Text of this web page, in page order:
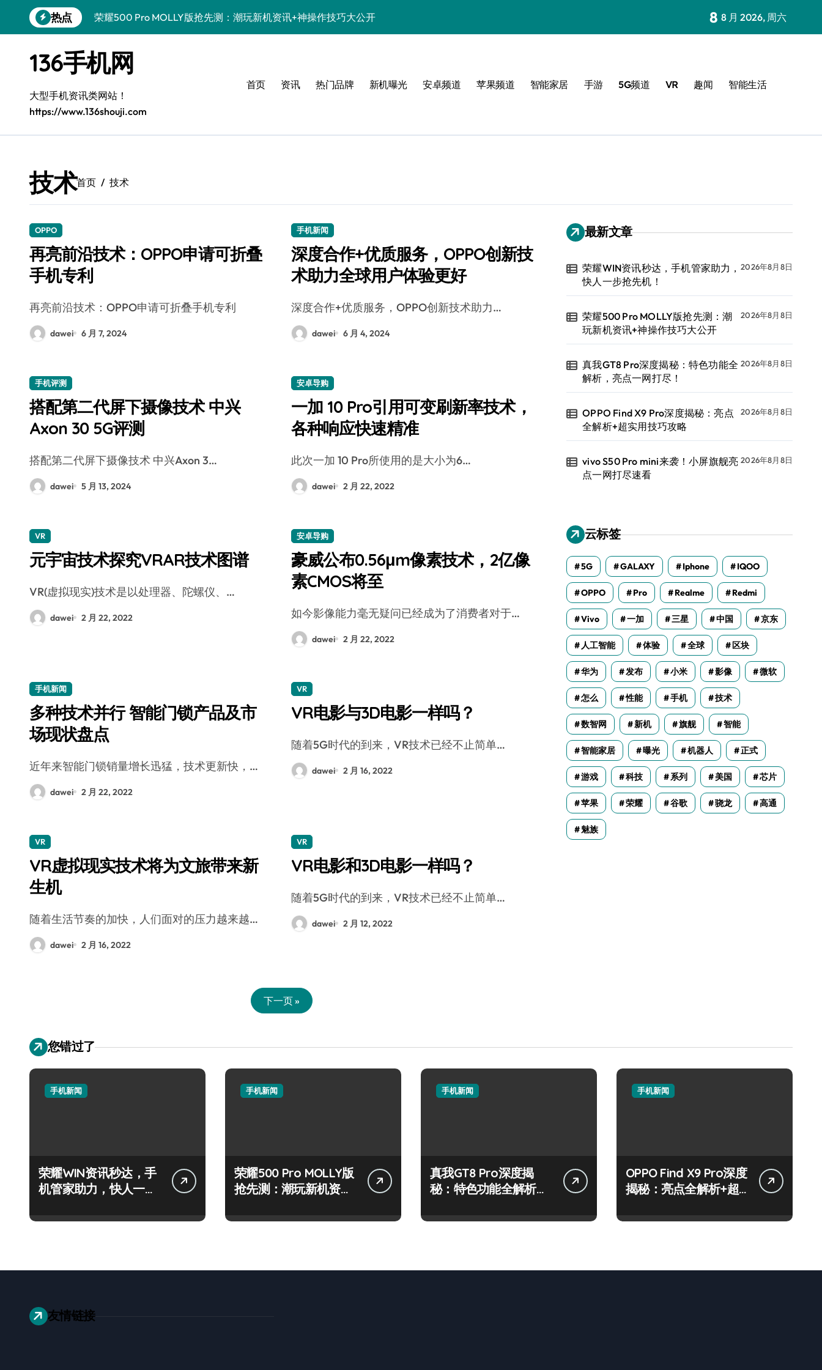
到
热点
荣耀500 Pro MOLLY版抢先测：潮玩新机资讯+神操作技巧大公开
OPPO Find X9 Pro深度揭秘：亮点全解析+超实用技巧攻略
vivo S50 Pro mini来袭！小屏旗舰亮点一网打尽速看
REDMI K90深度揭秘：性能影像续航，亮点配置全曝光！
华为nova 15 Ultra新功能解锁，速览优惠别错过！
三星W26重磅来袭！速览资讯，解锁智能科技新魅力！
荣耀WIN资讯秒达，手机管家助力，快人一步抢先机！
8 8 月 2026, 周六
136手机网
大型手机资讯类网站！
https://www.136shouji.com
首页 资讯 热门品牌 新机曝光 安卓频道 苹果频道 智能家居 手游 5G频道 VR 趣闻 智能生活
技术首页 技术
OPPO
再亮前沿技术：OPPO申请可折叠
手机专利
再亮前沿技术：OPPO申请可折叠手机专利
dawei 6 月 7, 2024
手机新闻
深度合作+优质服务，OPPO创新技
术助力全球用户体验更好
深度合作+优质服务，OPPO创新技术助力…
dawei 6 月 4, 2024
手机评测
搭配第二代屏下摄像技术 中兴
Axon 30 5G评测
搭配第二代屏下摄像技术 中兴Axon 3…
dawei 5 月 13, 2024
安卓导购
一加 10 Pro引用可变刷新率技术，
各种响应快速精准
此次一加 10 Pro所使用的是大小为6…
dawei 2 月 22, 2022
VR
元宇宙技术探究VRAR技术图谱
VR(虚拟现实)技术是以处理器、陀螺仪、…
dawei 2 月 22, 2022
安卓导购
豪威公布0.56μm像素技术，2亿像
素CMOS将至
如今影像能力毫无疑问已经成为了消费者对于…
dawei 2 月 22, 2022
手机新闻
多种技术并行 智能门锁产品及市
场现状盘点
近年来智能门锁销量增长迅猛，技术更新快，…
dawei 2 月 22, 2022
VR
VR电影与3D电影一样吗？
随着5G时代的到来，VR技术已经不止简单…
dawei 2 月 16, 2022
VR
VR虚拟现实技术将为文旅带来新
生机
随着生活节奏的加快，人们面对的压力越来越…
dawei 2 月 16, 2022
VR
VR电影和3D电影一样吗？
随着5G时代的到来，VR技术已经不止简单…
dawei 2 月 12, 2022
下一页 »
最新文章
荣耀WIN资讯秒达，手机管家助力，
快人一步抢先机！
2026年8月8日
荣耀500 Pro MOLLY版抢先测：潮
玩新机资讯+神操作技巧大公开
2026年8月8日
真我GT8 Pro深度揭秘：特色功能全
解析，亮点一网打尽！
2026年8月8日
OPPO Find X9 Pro深度揭秘：亮点
全解析+超实用技巧攻略
2026年8月8日
vivo S50 Pro mini来袭！小屏旗舰亮
点一网打尽速看
2026年8月8日
云标签
5G GALAXY Iphone IQOO
OPPO Pro Realme Redmi
Vivo 一加 三星 中国 京东
人工智能 体验 全球 区块
华为 发布 小米 影像 微软
怎么 性能 手机 技术
数智网 新机 旗舰 智能
智能家居 曝光 机器人 正式
游戏 科技 系列 美国 芯片
苹果 荣耀 谷歌 骁龙 高通
魅族
您错过了
手机新闻
荣耀WIN资讯秒达，手
机管家助力，快人一步
手机新闻
荣耀500 Pro MOLLY版
抢先测：潮玩新机资讯
手机新闻
真我GT8 Pro深度揭
秘：特色功能全解析，
手机新闻
OPPO Find X9 Pro深度
揭秘：亮点全解析+超
友情链接